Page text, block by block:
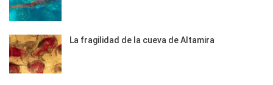
La fragilidad de la cueva de Altamira